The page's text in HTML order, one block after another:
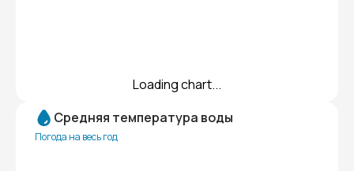
Loading chart...
Средняя температура воды
Погода на весь год